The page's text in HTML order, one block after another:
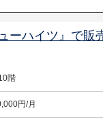
ーハイツ』で販
階
円/月